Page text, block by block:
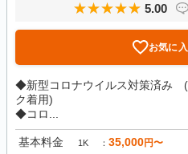
5.00
お気に
◆新型コロナウイルス対策済み (
ク着用)
◆コロ...
基本料金 1K 35,000円〜